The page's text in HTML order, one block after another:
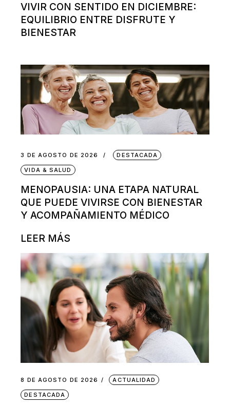
VIVIR CON SENTIDO EN DICIEMBRE:
EQUILIBRIO ENTRE DISFRUTE Y
BIENESTAR
3 DE AGOSTO DE 2026 DESTACADA
VIDA & SALUD
MENOPAUSIA: UNA ETAPA NATURAL
QUE PUEDE VIVIRSE CON BIENESTAR
Y ACOMPAÑAMIENTO MÉDICO
LEER MÁS
8 DE AGOSTO DE 2026 ACTUALIDAD
DESTACADA